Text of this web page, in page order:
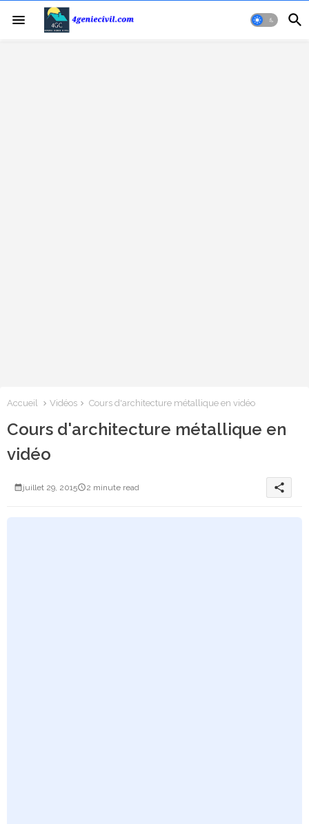
Accueil Vidéos Cours d'architecture métallique en vidéo
Cours d'architecture métallique en
vidéo
juillet 29, 2015 2 minute read share